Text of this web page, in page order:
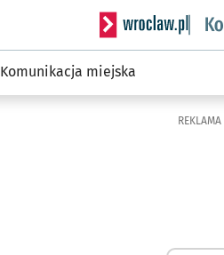
Serwis
Komunikacja miejska
REKLAMA